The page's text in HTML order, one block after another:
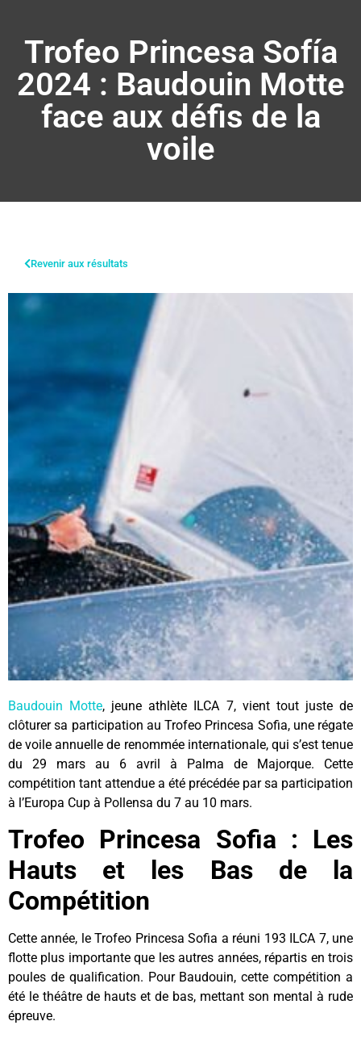
Trofeo Princesa Sofía
2024 : Baudouin Motte
face aux défis de la
voile
Revenir aux résultats
Baudouin Motte, jeune athlète ILCA 7, vient tout juste de
clôturer sa participation au Trofeo Princesa Sofia, une régate
de voile annuelle de renommée internationale, qui s’est tenue
du 29 mars au 6 avril à Palma de Majorque. Cette
compétition tant attendue a été précédée par sa participation
à l’Europa Cup à Pollensa du 7 au 10 mars.
Trofeo Princesa Sofia : Les
Hauts et les Bas de la
Compétition
Cette année, le Trofeo Princesa Sofia a réuni 193 ILCA 7, une
flotte plus importante que les autres années, répartis en trois
poules de qualification. Pour Baudouin, cette compétition a
été le théâtre de hauts et de bas, mettant son mental à rude
épreuve.